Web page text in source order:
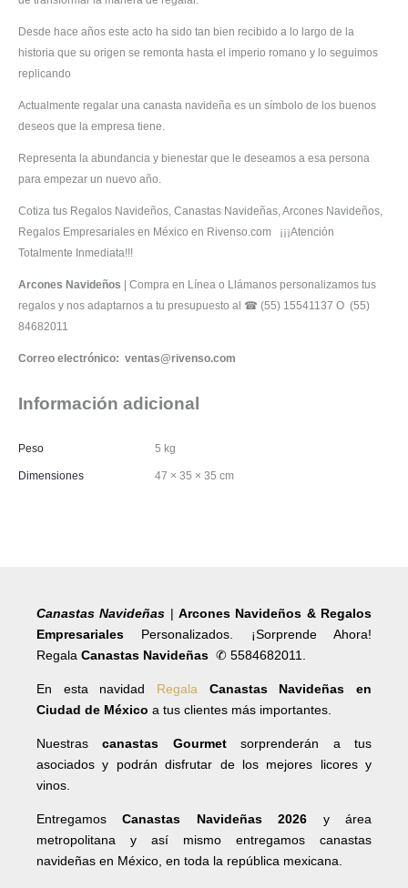
Desde hace años este acto ha sido tan bien recibido a lo largo de la
historia que su origen se remonta hasta el imperio romano y lo seguimos
replicando
Actualmente regalar una canasta navideña es un símbolo de los buenos
deseos que la empresa tiene.
Representa la abundancia y bienestar que le deseamos a esa persona
para empezar un nuevo año.
Cotiza tus Regalos Navideños, Canastas Navideñas, Arcones Navideños,
Regalos Empresariales en México en Rivenso.com ¡¡¡Atención
Totalmente Inmediata!!!
Arcones Navideños
| Compra en Línea o Llámanos personalizamos tus
regalos y nos adaptarnos a tu presupuesto al ☎ (55) 15541137 O (55)
84682011
Correo electrónico: ventas@rivenso.com
Información adicional
Peso 5 kg
Dimensiones 47 × 35 × 35 cm
Canastas Navideñas |Arcones Navideños & Regalos
Empresariales Personalizados. ¡Sorprende Ahora!
Regala Canastas Navideñas ✆ 5584682011.
En esta navidad Regala Canastas Navideñas en
Ciudad de México a tus clientes más importantes.
Nuestrascanastas Gourmetsorprenderán a tus
asociados y podrán disfrutar de los mejores licores y
vinos.
EntregamosCanastas Navideñas 2026 y área
metropolitana y así mismo entregamos canastas
navideñas en México, en toda la república mexicana.